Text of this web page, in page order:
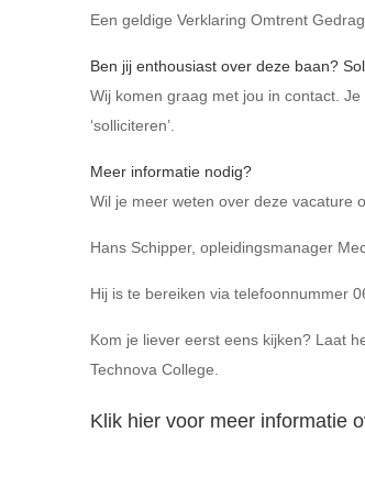
Een geldige Verklaring Omtrent
Ben jij enthousiast over deze baan?
Wij komen graag met jou in contact.
‘solliciteren’.
Meer informatie nodig?
Wil je meer weten over deze vacature
Hans Schipper, opleidingsmanager
Hij is te bereiken via telefoonnummer
Kom je liever eerst eens kijken? Laat
Technova College.
Klik hier voor meer informatie